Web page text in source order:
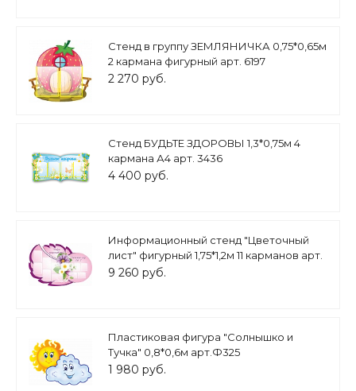
Cтенд в группу ЗЕМЛЯНИЧКА 0,75*0,65м
2 кармана фигурный арт. 6197
2 270 руб.
Стенд БУДЬТЕ ЗДОРОВЫ 1,3*0,75м 4
кармана А4 арт. 3436
4 400 руб.
Информационный стенд "Цветочный
лист" фигурный 1,75*1,2м 11 карманов арт.
2567
9 260 руб.
Пластиковая фигура "Солнышко и
Тучка" 0,8*0,6м арт.Ф325
1 980 руб.